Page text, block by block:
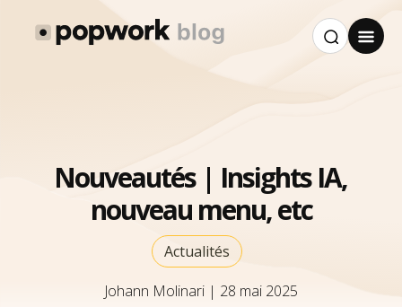
Nouveautés | Insights IA,
nouveau menu, etc
Actualités
Johann Molinari | 28 mai 2025